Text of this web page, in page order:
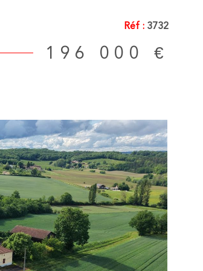
Réf : 3732
196 000 €